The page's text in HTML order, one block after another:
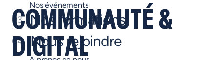
Nos événements
03 Nos formations
04 Nous rejoindre
COMMUNAUTÉ &
DIGITAL